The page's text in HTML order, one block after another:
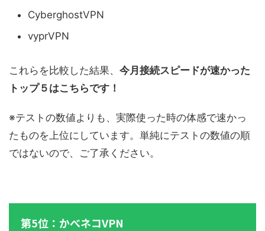
CyberghostVPN
vyprVPN
これらを比較した結果、 今月接続スピードが速かった
トップ５はこちらです！
※テストの数値よりも、実際使った時の体感で速かっ
たものを上位にしています。単純にテストの数値の順
ではないので、ご了承ください。
第5位：かべネコVPN